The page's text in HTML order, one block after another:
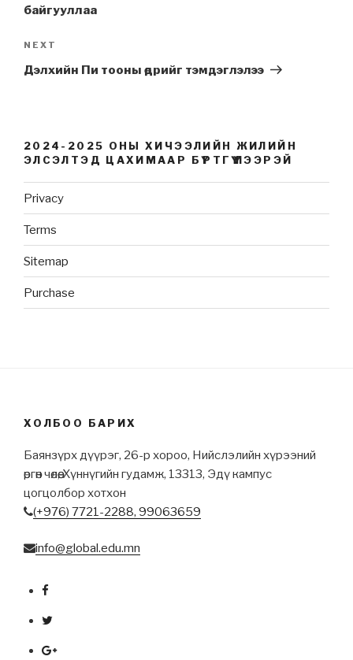
байгууллаа
Next
Post
NEXT
Дэлхийн Пи тооны өдрийг тэмдэглэлээ
2024-2025 ОНЫ ХИЧЭЭЛИЙН ЖИЛИЙН
ЭЛСЭЛТЭД ЦАХИМААР БҮРТГҮҮЛЭЭРЭЙ
Privacy
Terms
Sitemap
Purchase
ХОЛБОО БАРИХ
Баянзүрх дүүрэг, 26-р хороо, Нийслэлийн хүрээний
өргөн чөлөө, Хүннүгийн гудамж, 13313, Эдү кампус
цогцолбор хотхон
(+976) 7721-2288, 99063659
info@global.edu.mn